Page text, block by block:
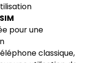
pour une
classique,